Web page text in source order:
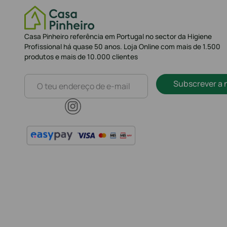
Casa Pinheiro referência em Portugal no sector da Higiene
Profissional há quase 50 anos. Loja Online com mais de 1.500
produtos e mais de 10.000 clientes
Subscrever a